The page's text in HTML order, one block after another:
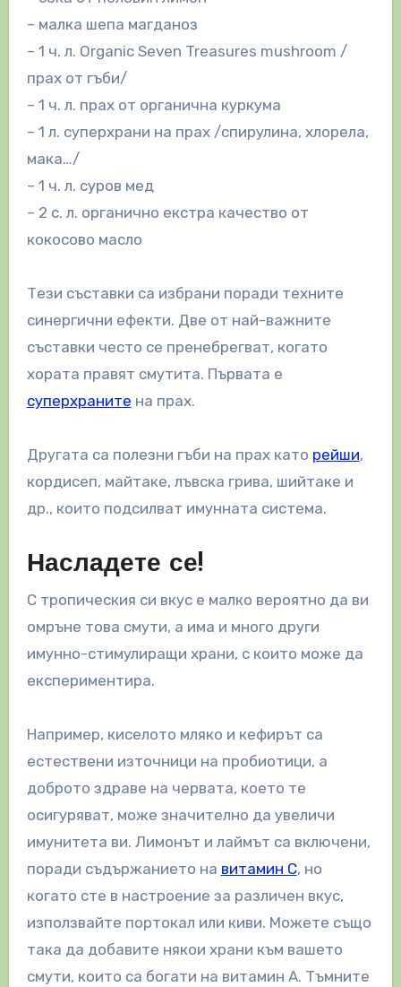
– малка шепа магданоз
– 1 ч. л. Organic Seven Treasures mushroom /
прах от гъби/
– 1 ч. л. прах от органична куркума
– 1 л. суперхрани на прах /спирулина, хлорела,
мака…/
– 1 ч. л. суров мед
– 2 с. л. органично екстра качество от
кокосово масло
Тези съставки са избрани поради техните
синергични ефекти. Две от най-важните
съставки често се пренебрегват, когато
хората правят смутита. Първата е
суперхраните на прах.
Другата са полезни гъби на прах като рейши,
кордисеп, майтаке, лъвска грива, шийтаке и
др., които подсилват имунната система.
Насладете се!
С тропическия си вкус е малко вероятно да ви
омръне това смути, а има и много други
имунно-стимулиращи храни, с които може да
експериментира.
Например, киселото мляко и кефирът са
естествени източници на пробиотици, а
доброто здраве на червата, което те
осигуряват, може значително да увеличи
имунитета ви. Лимонът и лаймът са включени,
поради съдържанието на витамин С, но
когато сте в настроение за различен вкус,
използвайте портокал или киви. Можете също
така да добавите някои храни към вашето
смути, които са богати на витамин А. Тъмните